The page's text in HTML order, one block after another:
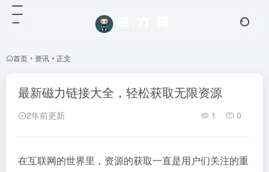
首页 • 资讯 • 正文
最新磁力链接大全，轻松获取无限资源
2年前更新 1 0
在互联网的世界里，资源的获取一直是用户们关注的重